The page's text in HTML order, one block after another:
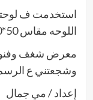
استخدمت ف
اللوحه مقاس 50*70
معرض شغف
وشجعتني ع الرسم
إعداد / مي جمال